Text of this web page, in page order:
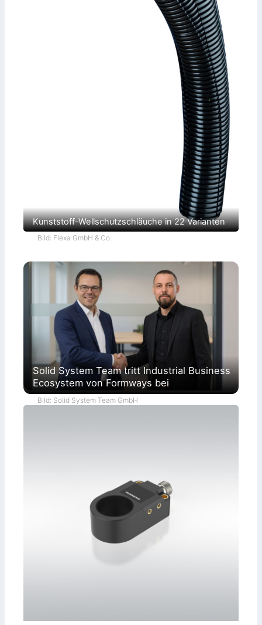
Kunststoff-Wellschutzschläuche in 22 Varianten
Bild: Flexa GmbH & Co.
Solid System Team tritt Industrial Business
Ecosystem von Formways bei
Bild: Solid System Team GmbH